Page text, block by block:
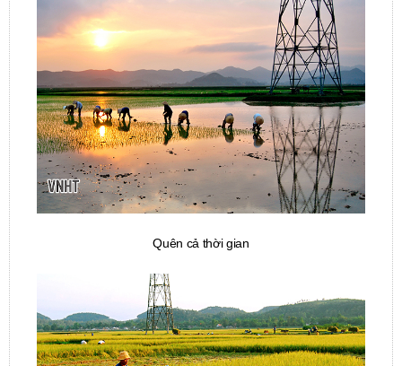
Quên cả thời gian